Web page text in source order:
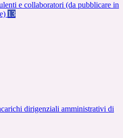
e collaboratori (da pubblicare in
13
dirigenziali amministrativi di